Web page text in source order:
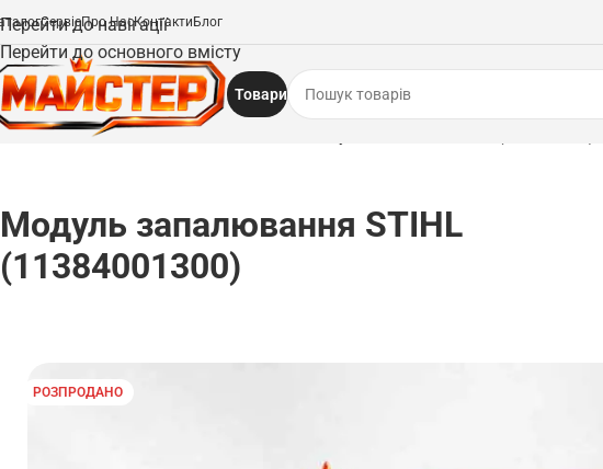
Перейти до навігації
Перейти до основного вмісту
СервісПро НасКонтакти Блог
Товари
Запчастини
Модуль запалювання STIHL
(11384001300)
РОЗПРОДАНО